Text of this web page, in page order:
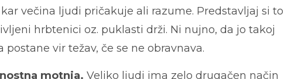
večina ljudi pričakuje ali razume. Predstavljaj si to
hrbtenici oz. puklasti drži. Ni nujno, da jo takoj
vir težav, če se ne obravnava.
motnja. Veliko ljudi ima zelo drugačen način